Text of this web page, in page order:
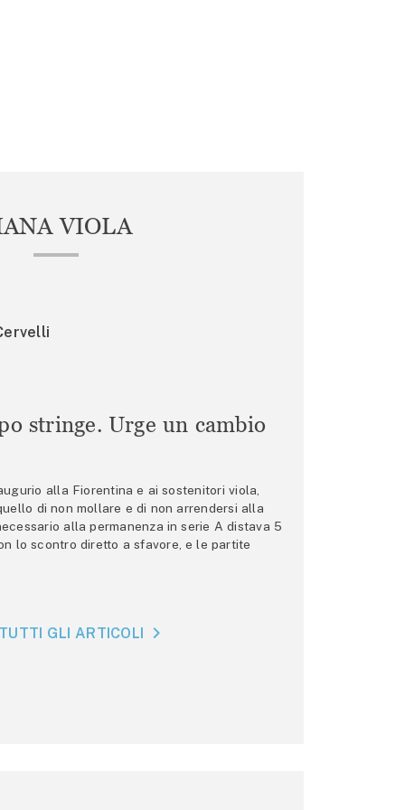
VIOLA
stringe. Urge un cambio
alla Fiorentina e ai sostenitori viola,
di non mollare e di non arrendersi alla
alla permanenza in serie A distava 5
lo scontro diretto a sfavore, e le partite
GLI ARTICOLI